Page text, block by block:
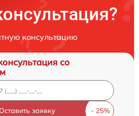
консультацию
со
Оставить заявку